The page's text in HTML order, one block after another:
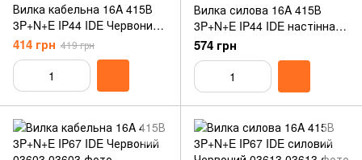
Вилка кабельна 16A 415В
3P+N+E IP44 IDE Червоний
03103
414 грн 419 грн
Вилка силова 16A 415В
3P+N+E IP44 IDE настінна
Червоний 03123
574 грн